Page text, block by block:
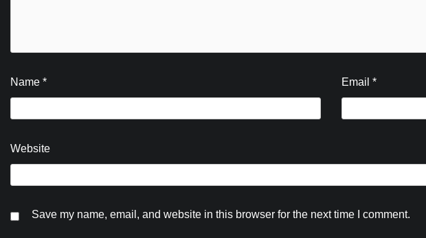
Name * Email*
Website
Save my name, email, and website in this browser for the next time I comment.